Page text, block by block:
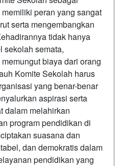
peran yang sangat
serta mengembangkan
tidak hanya
sekolah semata,
biaya dari orang
Komite Sekolah harus
yang benar-benar
aspirasi serta
dalam melahirkan
program pendidikan di
suasana dan
dan demokratis dalam
pendidikan yang